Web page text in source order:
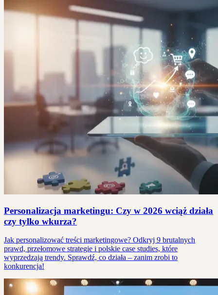
Personalizacja marketingu: Czy w 2026 wciąż działa
czy tylko wkurza?
Jak personalizować treści marketingowe? Odkryj 9 brutalnych
prawd, przełomowe strategie i polskie case studies, które
wyprzedzają trendy. Sprawdź, co działa – zanim zrobi to
konkurencja!